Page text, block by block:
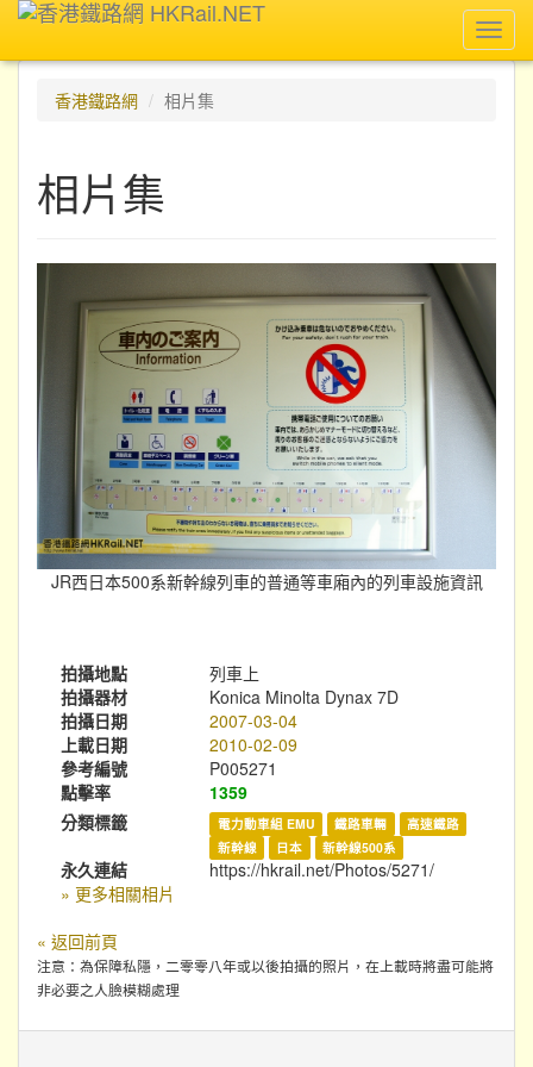
香港鐵路網
相片集
相片集
JR西日本500系新幹線列車的普通等車廂內的列車設施資訊
拍攝地點
列車上
拍攝器材
Konica Minolta Dynax 7D
拍攝日期
2007-03-04
上載日期
2010-02-09
參考編號
P005271
點擊率
1359
分類標籤
電力動車組 EMU 鐵路車輛
高速鐵路
新幹線
日本 新幹線500系
永久連結
https://hkrail.net/Photos/5271/
» 更多相關相片
« 返回前頁
注意：為保障私隱，二零零八年或以後拍攝的照片，在上載時將盡可能將
非必要之人臉模糊處理